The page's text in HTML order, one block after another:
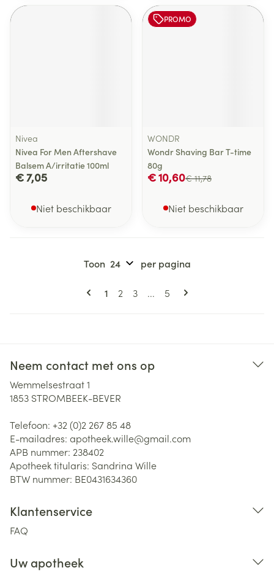
Nivea
Nivea For Men Aftershave
Balsem A/irritatie 100ml
€ 7,05
Niet beschikbaar
PROMO
WONDR
Wondr Shaving Bar T-time
80g
€ 11,78
€ 10,60
Niet beschikbaar
Pagina's
U lees momenteel pagina
1 Pagina
2 Pagina
3 ... Pagina
5
Toon per pagina
Neem contact met ons op
Wemmelsestraat 1
1853 STROMBEEK-BEVER
Telefoon: +32 (0)2 267 85 48
E-mailadres: apotheek.wille@gmail.com
APB nummer: 238402
Apotheek titularis: Sandrina Wille
BTW nummer: BE0431634360
Klantenservice
FAQ
Uw apotheek